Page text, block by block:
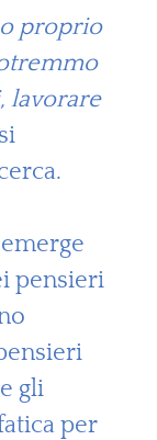
proprio
lavorare
pensieri
gli
per